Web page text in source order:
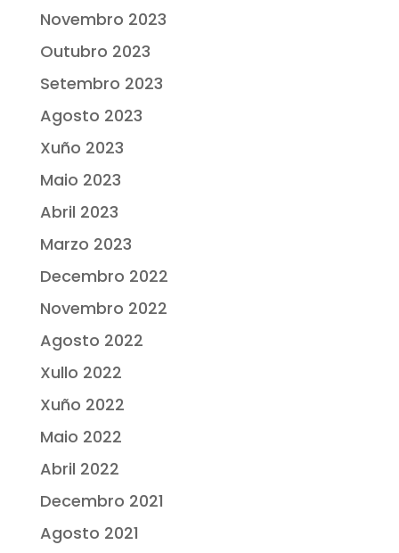
Novembro 2023
Outubro 2023
Setembro 2023
Agosto 2023
Xuño 2023
Maio 2023
Abril 2023
Marzo 2023
Decembro 2022
Novembro 2022
Agosto 2022
Xullo 2022
Xuño 2022
Maio 2022
Abril 2022
Decembro 2021
Agosto 2021